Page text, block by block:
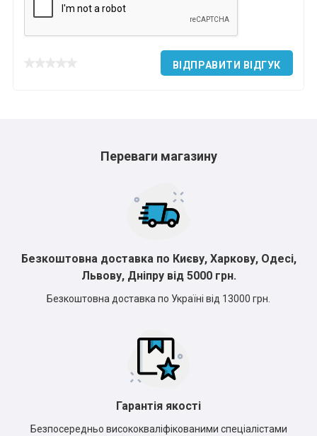
ВІДПРАВИТИ ВІДГУК
Переваги магазину
Безкоштовна доставка по Києву, Харкову, Одесі,
Львову, Дніпру від 5000 грн.
Безкоштовна доставка по Україні від 13000 грн.
Гарантія якості
Безпосередньо висококваліфікованими спеціалістами